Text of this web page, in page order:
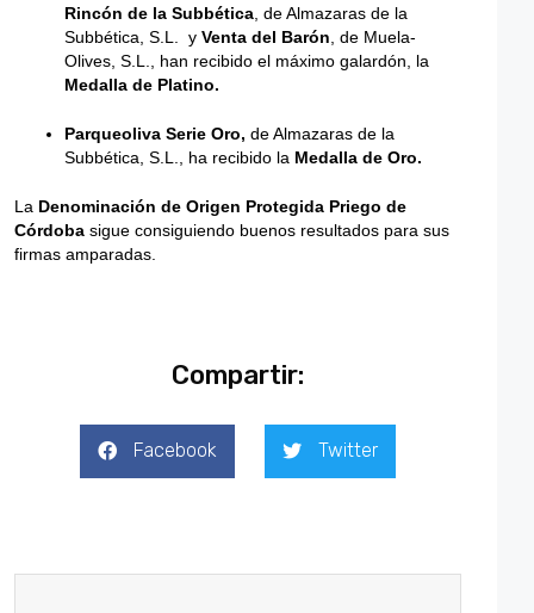
Rincón de la Subbética , de Almazaras de la
Subbética, S.L. yVenta del Barón , de Muela-
Olives, S.L., han recibido el máximo galardón, la
Medalla de Platino.
Parqueoliva Serie Oro,de Almazaras de la
Subbética, S.L., ha recibido la Medalla de Oro.
La Denominación de Origen Protegida Priego de
Córdoba sigue consiguiendo buenos resultados para sus
firmas amparadas.
Compartir:
Facebook Twitter